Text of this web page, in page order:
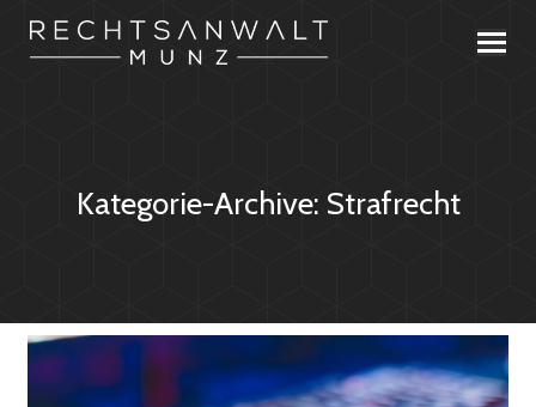
Kategorie-Archive: Strafrecht